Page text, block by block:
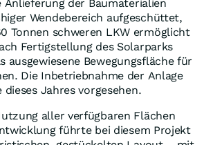
der Baumaterialien
Wendebereich aufgeschüttet,
Tonnen schweren LKW ermöglicht
Fertigstellung des Solarparks
ausgewiesene Bewegungsfläche für
Die Inbetriebnahme der Anlage
Jahres vorgesehen.
aller verfügbaren Flächen
führte bei diesem Projekt